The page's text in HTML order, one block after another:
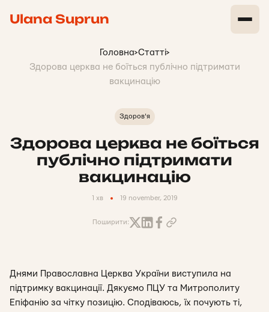
Ulana Suprun
Головна>Статті>
Здорова церква не боїться публічно підтримати
вакцинацію
Здоров'я
Здорова церква не боїться
публічно підтримати
вакцинацію
1 хв 19 november, 2019
Поширити:
Днями Православна Церква України виступила на
підтримку вакцинації. Дякуємо ПЦУ та Митрополиту
Епіфанію за чітку позицію. Сподіваюсь, їх почують ті,